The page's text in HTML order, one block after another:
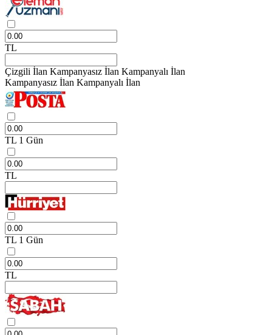
TL
Çizgili İlan Kampanyasız İlan Kampanyalı İlan
Kampanyasız İlan Kampanyalı İlan
TL 1 Gün
TL
TL 1 Gün
TL